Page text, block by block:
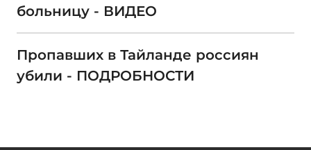
больницу - ВИДЕО
Пропавших в Тайланде россиян
убили - ПОДРОБНОСТИ